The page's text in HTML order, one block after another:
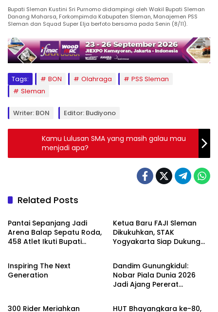
Bupati Sleman Kustini Sri Purnomo didampingi oleh Wakil Bupati Sleman
Danang Maharsa, Forkompimda Kabupaten Sleman, Manajemen PSS
Sleman dan Squad Super Elja berfoto bersama pada Senin (8/11).
Tags: BON Olahraga
PSS Sleman
Sleman
Writer: BON Editor: Budiyono
Kamu Lulusan SMA yang masih galau mau
menjadi apa?
Related Posts
Berita
Pantai Sepanjang Jadi
Arena Balap Sepatu Roda,
458 Atlet Ikuti Bupati
Ketua Baru FAJI Sleman
Dikukuhkan, STAK
Yogyakarta Siap Dukung
Olahraga
Inspiring The Next
Generation
Berita
Dandim Gunungkidul:
Nobar Piala Dunia 2026
Jadi Ajang Pererat
300 Rider Meriahkan
Berita
HUT Bhayangkara ke-80,